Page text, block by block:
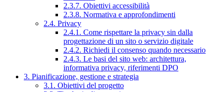
2.3.7. Obiettivi accessibilità
2.3.8. Normativa e approfondimenti
2.4. Privacy
2.4.1. Come rispettare la privacy sin dalla
progettazione di un sito o servizio digitale
2.4.2. Richiedi il consenso quando necessario
2.4.3. Le basi del sito web: architettura,
informativa privacy, riferimenti DPO
3. Pianificazione, gestione e strategia
3.1. Obiettivi del progetto